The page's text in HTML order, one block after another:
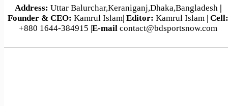
Address: Uttar Balurchar,Keraniganj,Dhaka,Bangladesh
Founder & CEO: Kamrul Islam| Editor: Kamrul Islam | Cell:
+880 1644-384915 | E-mail contact@bdsportsnow.com